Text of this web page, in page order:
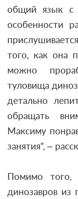
общий язык с
особенности
того, как она
можно
туловища
детально
обращать
Максиму
занятия", –
Помимо того,
динозавров из